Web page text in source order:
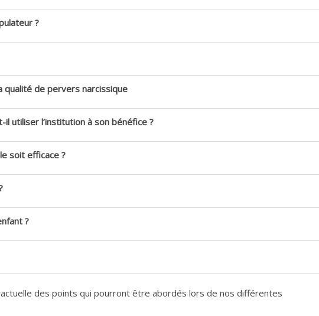
?
qualité de pervers narcissique
utiliser l’institution à son bénéfice ?
soit efficace ?
?
des points qui pourront être abordés lors de nos différentes